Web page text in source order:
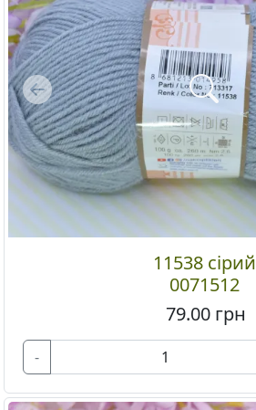
Previous
11538 сірий
0071512
79.00 грн
-